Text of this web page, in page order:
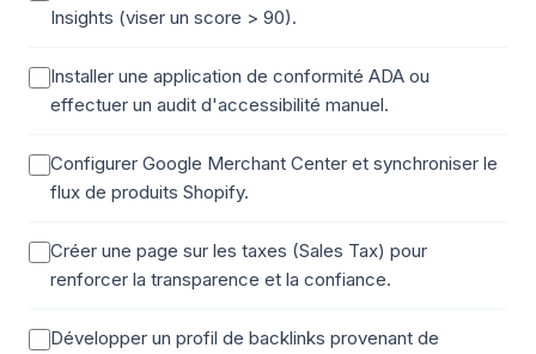
Insights (viser un score > 90).
Installer une application de conformité ADA ou
effectuer un audit d'accessibilité manuel.
Configurer Google Merchant Center et synchroniser le
flux de produits Shopify.
Créer une page sur les taxes (Sales Tax) pour
renforcer la transparence et la confiance.
Développer un profil de backlinks provenant de